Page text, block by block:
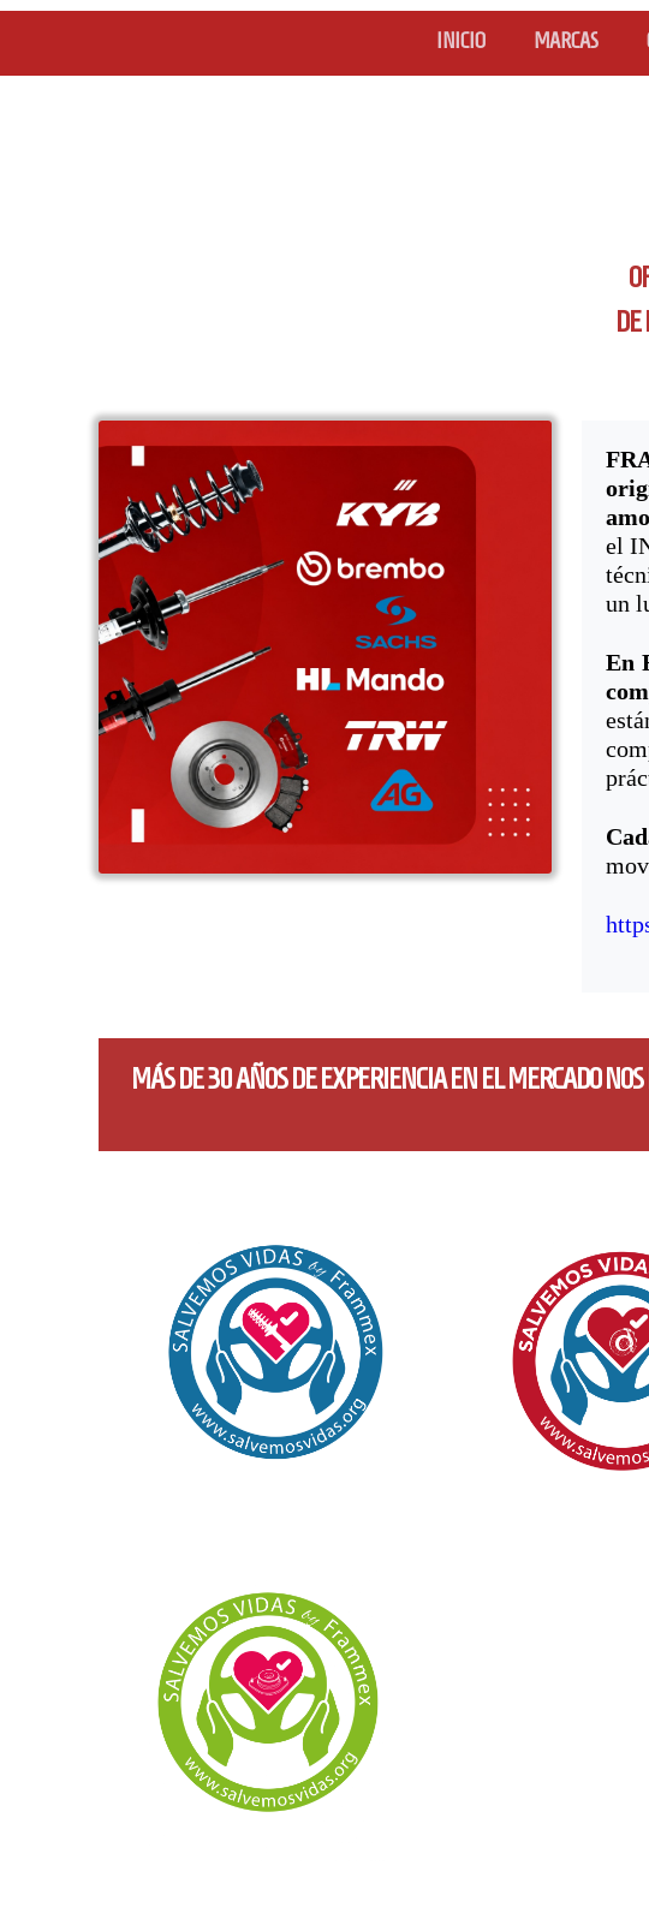
INICIO MARCAS
el
un
En
MÁS DE 30 AÑOS DE EXPERIENCIA EN EL MERCADO